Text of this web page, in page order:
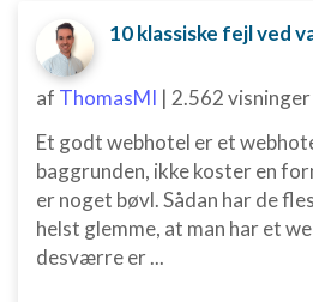
af ThomasMI | 2.562 visninger
Et godt webhotel er et
baggrunden, ikke koster en
er noget bøvl. Sådan har de
helst glemme, at man har et
desværre er ...